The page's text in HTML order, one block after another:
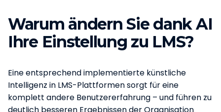
Warum ändern Sie dank AI
Ihre Einstellung zu LMS?
Eine entsprechend implementierte künstliche
Intelligenz in LMS-Plattformen sorgt für eine
komplett andere Benutzererfahrung – und führen zu